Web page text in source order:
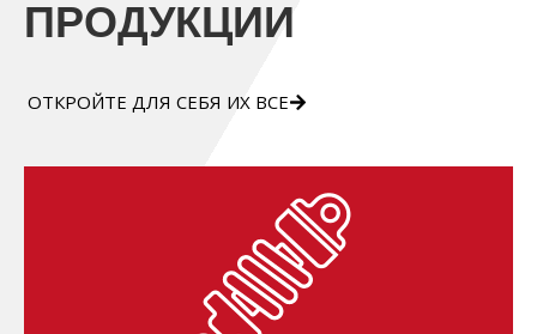
ПРОДУКЦИИ
ОТКРОЙТЕ ДЛЯ СЕБЯ ИХ ВСЕ